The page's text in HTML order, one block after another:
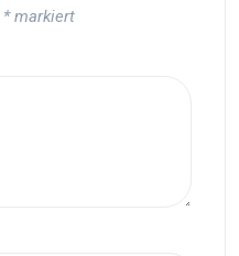
*markiert